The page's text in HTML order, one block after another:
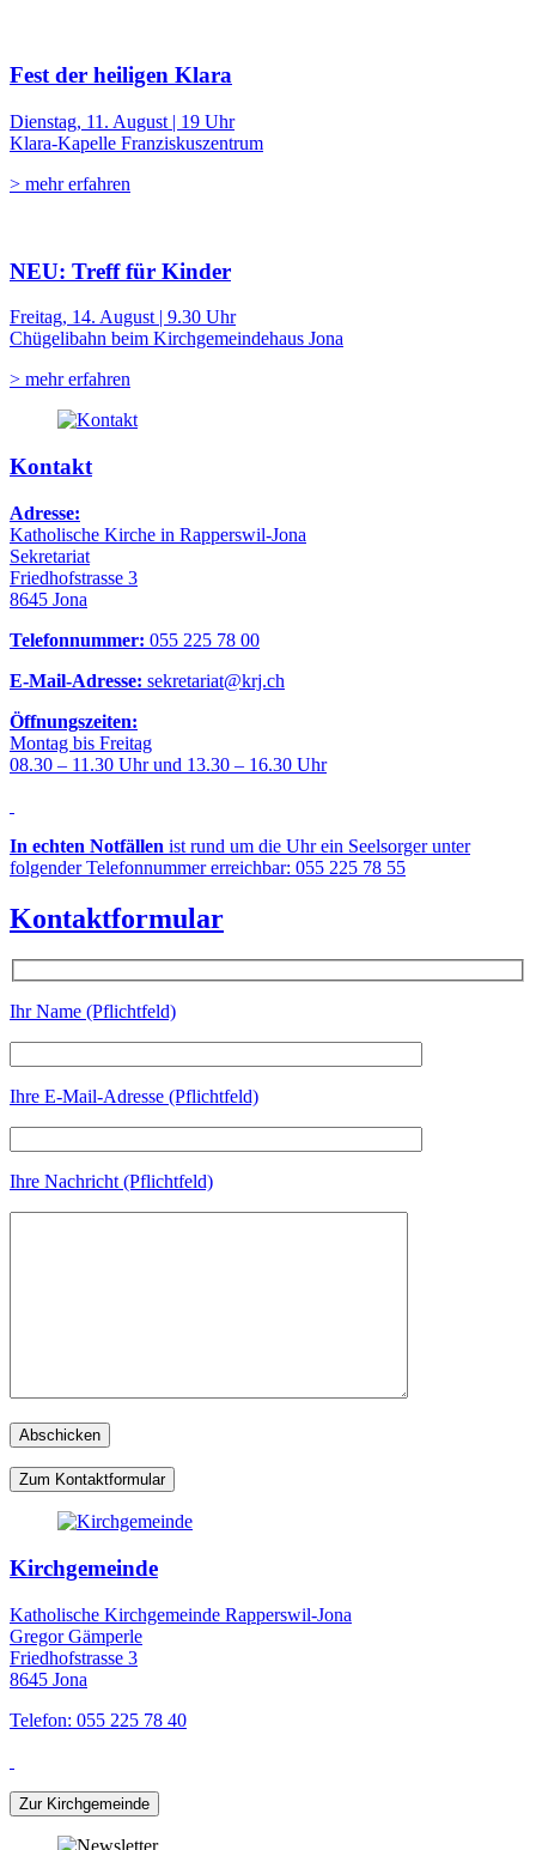
Fest der heiligen Klara
Dienstag, 11. August | 19 Uhr
Klara-Kapelle Franziskuszentrum
> mehr erfahren
NEU: Treff für Kinder
Freitag, 14. August | 9.30 Uhr
Chügelibahn beim Kirchgemeindehaus Jona
> mehr erfahren
Kontakt
Adresse:
Katholische Kirche in Rapperswil-Jona
Sekretariat
Friedhofstrasse 3
8645 Jona
Telefonnummer: 055 225 78 00
E-Mail-Adresse: sekretariat@krj.ch
Öffnungszeiten:
Montag bis Freitag
08.30 – 11.30 Uhr und 13.30 – 16.30 Uhr
In echten Notfällen ist rund um die Uhr ein Seelsorger unter
folgender Telefonnummer erreichbar: 055 225 78 55
Kontaktformular
Ihr Name (Pflichtfeld)
Ihre E-Mail-Adresse (Pflichtfeld)
Ihre Nachricht (Pflichtfeld)
Zum Kontaktformular
Kirchgemeinde
Katholische Kirchgemeinde Rapperswil-Jona
Gregor Gämperle
Friedhofstrasse 3
8645 Jona
Telefon: 055 225 78 40
Zur Kirchgemeinde